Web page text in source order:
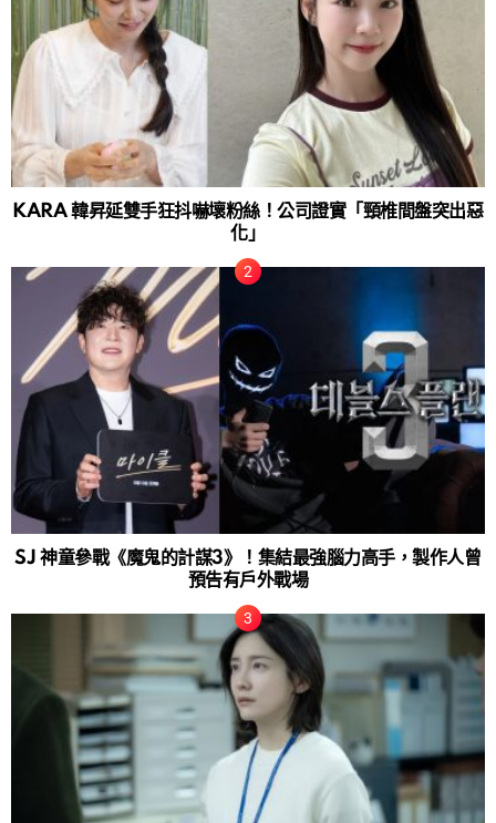
KARA 韓昇延雙手狂抖嚇壞粉絲！公司證實「頸椎間盤突出惡
化」
SJ 神童參戰《魔鬼的計謀3》！集結最強腦力高手，製作人曾
預告有戶外戰場